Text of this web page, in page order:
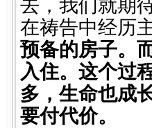
去，我们就期
在祷告中经历
预备的房子。
入住。这个过
多，生命也成
要付代价。